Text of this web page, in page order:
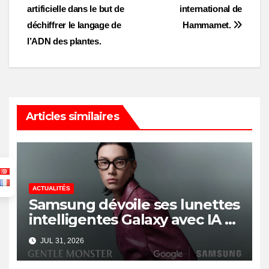
international de
Hammamet.
artificielle dans le but de
déchiffrer le langage de
l’ADN des plantes.
Articles similaires
ACTUALITÉS
Samsung dévoile ses lunettes
intelligentes Galaxy avec IA et
Gemini
JUL 31, 2026